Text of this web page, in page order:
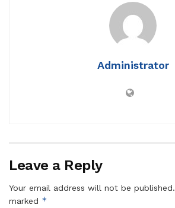
Administrator
Leave a Reply
Your email address will not be published.
marked *